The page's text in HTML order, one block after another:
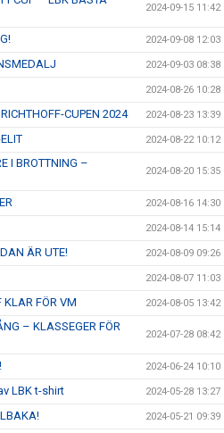
2024-09-15 11:42
2024-09-08 12:03
2024-09-03 08:38
2024-08-26 10:28
CUPEN 2024 2024-08-23 13:39
2024-08-22 10:12
I BROTTNING –
2024-08-20 15:35
2024-08-16 14:30
2024-08-14 15:14
ÄR UTE! 2024-08-09 09:26
2024-08-07 11:03
KLAR FÖR VM 2024-08-05 13:42
– KLASSEGER FÖR
2024-07-28 08:42
2024-06-24 10:10
LBK t-shirt 2024-05-28 13:27
2024-05-21 09:39